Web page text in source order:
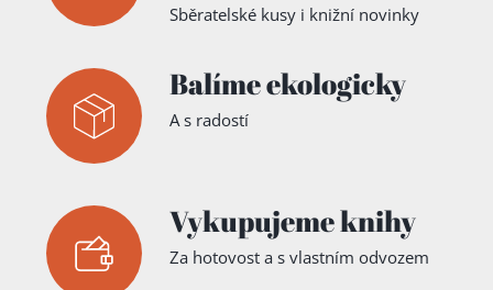
Sběratelské kusy i knižní novinky
Balíme ekologicky
A s radostí
Vykupujeme knihy
Za hotovost a s vlastním odvozem